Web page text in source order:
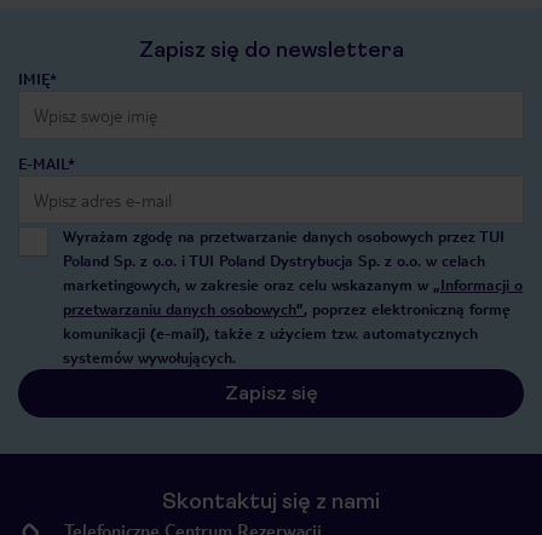
Zapisz się do newslettera
IMIĘ*
E-MAIL*
Wyrażam zgodę na przetwarzanie danych osobowych przez TUI
Poland Sp. z o.o. i TUI Poland Dystrybucja Sp. z o.o. w celach
marketingowych, w zakresie oraz celu wskazanym w „Informacji o
przetwarzaniu danych osobowych”, poprzez elektroniczną formę
komunikacji (e-mail), także z użyciem tzw. automatycznych
systemów wywołujących.
Zapisz się
Skontaktuj się z nami
Telefoniczne Centrum Rezerwacji